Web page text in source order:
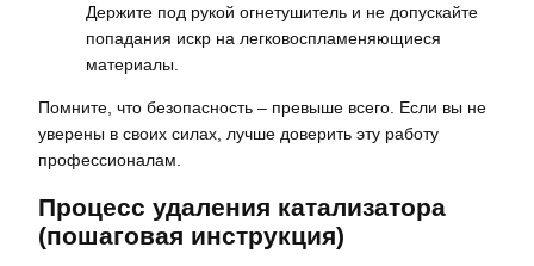
Держите под рукой огнетушитель и не допускайте
попадания искр на легковоспламеняющиеся
материалы.
Помните, что безопасность – превыше всего. Если вы не
уверены в своих силах, лучше доверить эту работу
профессионалам.
Процесс удаления катализатора
(пошаговая инструкция)